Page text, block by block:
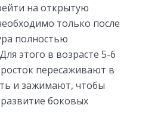
на открытую
только после
полностью
этого в возрасте 5-6
пересаживают в
и зажимают, чтобы
боковых